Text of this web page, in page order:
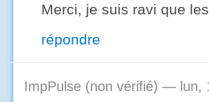
Merci, je suis ravi que
répondre
ImpPulse (non vérifié) — lun,